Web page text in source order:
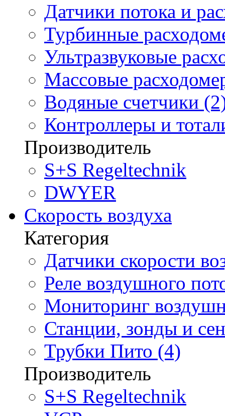
Датчики потока и
Турбинные
Ультразвуковые
Массовые
Водяные счетчики
Контроллеры и
Производитель
S+S Regeltechnik
DWYER
Скорость воздуха
Категория
Датчики скорости
Реле воздушного
Мониторинг
Станции, зонды и
Трубки Пито (4)
Производитель
S+S Regeltechnik